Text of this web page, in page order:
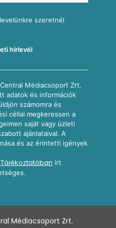
szeretnél
hírlevél
Médiacsoport Zrt.
adatok és információk
számomra és
céllal megkeressen a
saját vagy üzleti
ajánlataival. A
és az érintetti igények
írt
Médiacsoport Zrt.